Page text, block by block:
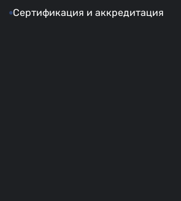
Сертификация и аккредитация